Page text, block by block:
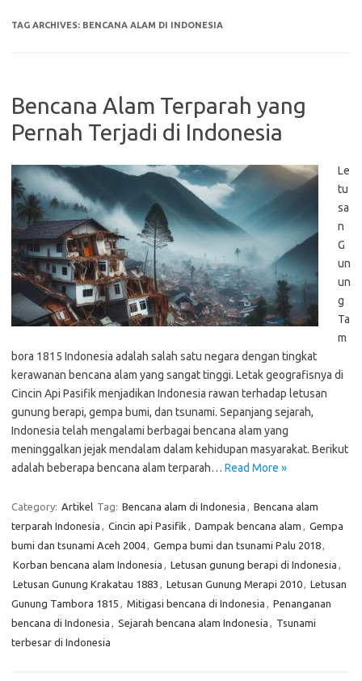
TAG ARCHIVES: BENCANA ALAM DI INDONESIA
Bencana Alam Terparah yang
Pernah Terjadi di Indonesia
Le
tu
sa
n
G
un
un
g
Ta
m
bora 1815 Indonesia adalah salah satu negara dengan tingkat
kerawanan bencana alam yang sangat tinggi. Letak geografisnya di
Cincin Api Pasifik menjadikan Indonesia rawan terhadap letusan
gunung berapi, gempa bumi, dan tsunami. Sepanjang sejarah,
Indonesia telah mengalami berbagai bencana alam yang
meninggalkan jejak mendalam dalam kehidupan masyarakat. Berikut
adalah beberapa bencana alam terparah… Read More »
Category: Artikel Tag: Bencana alam di Indonesia , Bencana alam
terparah Indonesia , Cincin api Pasifik , Dampak bencana alam , Gempa
bumi dan tsunami Aceh 2004, Gempa bumi dan tsunami Palu 2018,
Korban bencana alam Indonesia , Letusan gunung berapi di Indonesia ,
Letusan Gunung Krakatau 1883 , Letusan Gunung Merapi 2010, Letusan
Gunung Tambora 1815 , Mitigasi bencana di Indonesia , Penanganan
bencana di Indonesia , Sejarah bencana alam Indonesia , Tsunami
terbesar di Indonesia